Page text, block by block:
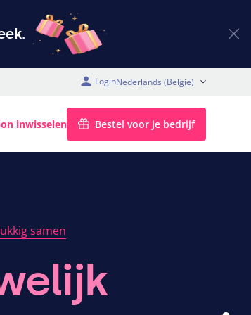
Login
BE (België)
inwisselen Bestel voor je bedrijf
samen